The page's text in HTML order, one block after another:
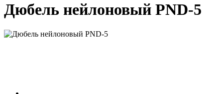
Дюбель нейлоновый PND-5